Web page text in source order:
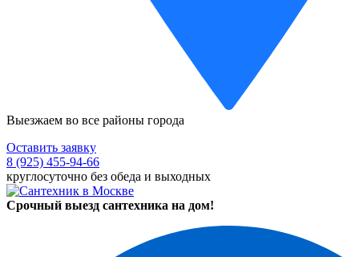
Выезжаем во все районы города
Оставить заявку
8 (925) 455-94-66
круглосуточно без обеда и выходных
Срочный выезд сантехника на дом!